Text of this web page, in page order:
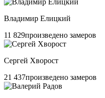
Владимир Елицкий
11 829произведено замеров
Сергей Хворост
21 437произведено замеров